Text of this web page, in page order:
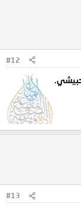
#12
#13